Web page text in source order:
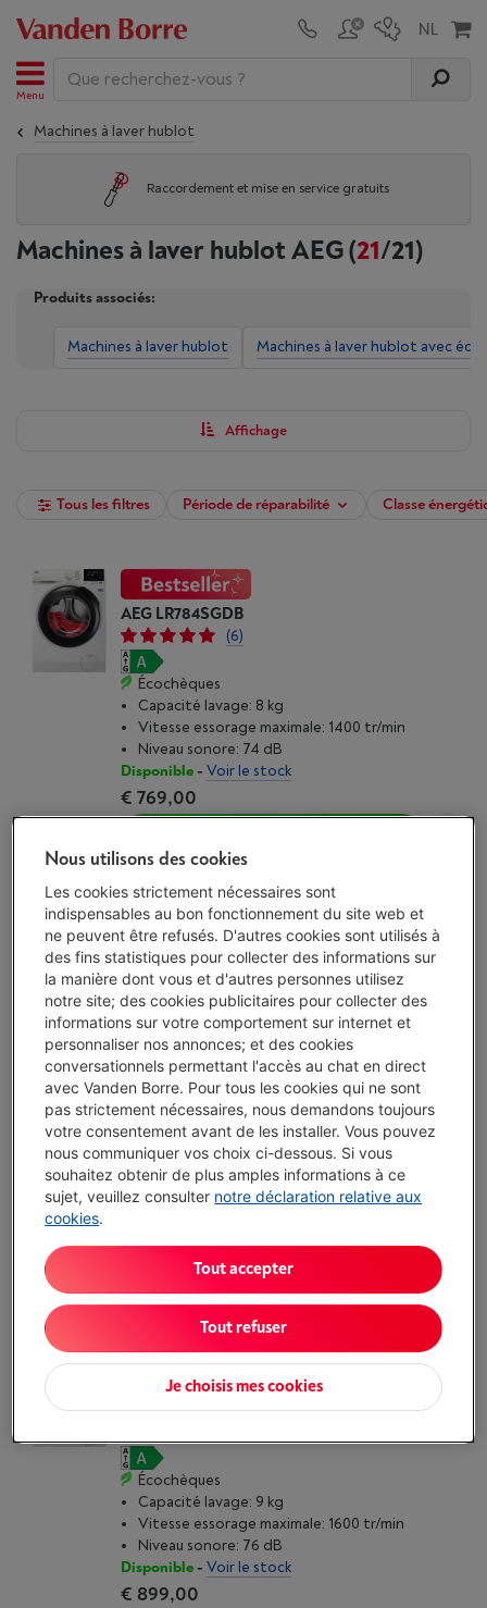
Menu
Machines à laver hublot
Raccordement et mise en service gratuits
Machines à laver hublot AEG(21/21)
Produits associés:
Machines à laver hublot Machines à laver hublot avec
Affichage
Tous les filtres Période de réparabilité Classe
AEG LR784SGDB
(6)
Écochèques
Capacité lavage: 8 kg
Vitesse essorage maximale: 1400 tr/min
Niveau sonore: 74 dB
Disponible- Voir le stock
€ 769,00
Comparer
AEG LR87Q066 8000 - POWERCARE -
AUTODOSE
(79)
Écochèques
Capacité lavage: 10 kg
Vitesse essorage maximale: 1600 tr/min
Niveau sonore: 72 dB
Disponible -Voir le stock
€ 1.199,00
AEG LR87UC966 - 8000 POWERCARE -
UNIVERSALDOSE
Écochèques
Capacité lavage: 9 kg
Vitesse essorage maximale: 1600 tr/min
Niveau sonore: 76 dB
Disponible- Voir le stock
€ 899,00
Nous utilisons des cookies
Les cookies strictement nécessaires sont
indispensables au bon fonctionnement du site web et
ne peuvent être refusés. D'autres cookies sont utilisés à
des fins statistiques pour collecter des informations sur
la manière dont vous et d'autres personnes utilisez
notre site; des cookies publicitaires pour collecter des
informations sur votre comportement sur internet et
personnaliser nos annonces; et des cookies
conversationnels permettant l'accès au chat en direct
avec Vanden Borre. Pour tous les cookies qui ne sont
pas strictement nécessaires, nous demandons toujours
votre consentement avant de les installer. Vous pouvez
nous communiquer vos choix ci-dessous. Si vous
souhaitez obtenir de plus amples informations à ce
sujet, veuillez consulter notre déclaration relative aux
cookies.
Je choisis mes cookies
Tout refuser
Tout accepter